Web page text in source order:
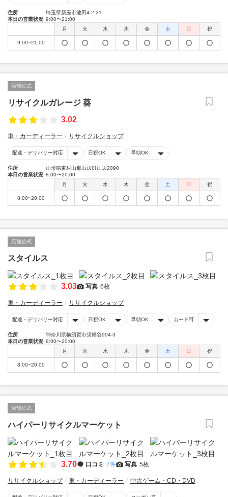
住所
埼玉県新座市池田4-2-21
本日の営業状況 9:00〜21:00
月
火 水 木 金 土 日 祝
9:00~21:00
店舗公式
リサイクルガレージ 葵
3.02
車・カーディーラー リサイクルショップ
配達・デリバリー対応 日祝OK 早朝OK
住所
山形県東村山郡山辺町山辺2090
本日の営業状況 8:00〜20:00
月
火 水 木 金 土 日 祝
8:00~20:00
店舗公式
スタイルス
3.03 写真 6枚
車・カーディーラー リサイクルショップ
配達・デリバリー対応 日祝OK 早朝OK カード可
住所
神奈川県横須賀市須軽谷994-3
本日の営業状況 8:00〜20:00
月
火 水 木 金 土 日 祝
8:00~20:00
店舗公式
ハイパーリサイクルマーケット
3.70 口コミ 7件 写真 5枚
リサイクルショップ 車・カーディーラー 中古ゲーム・CD・DVD